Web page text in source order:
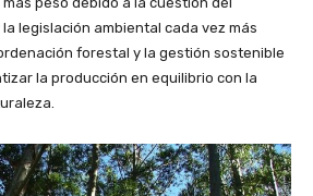
legislación ambiental cada vez más
forestal y la gestión sostenible
la producción en equilibrio con la